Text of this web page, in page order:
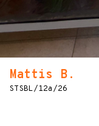
Mattis B.
STSBL/12a/26